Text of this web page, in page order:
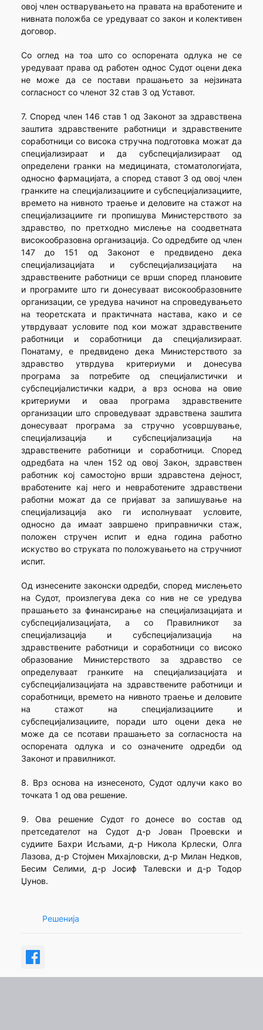
овој член остварувањето на правата на вработените и
нивната положба се уредуваат со закон и колективен
договор.
Со оглед на тоа што со оспорената одлука не се
уредуваат права од работен однос Судот оцени дека
не може да се постави прашањето за нејзината
согласност со членот 32 став 3 од Уставот.
7. Според член 146 став 1 од Законот за здравствена
заштита здравствените работници и здравствените
соработници со висока стручна подготовка можат да
специјализираат и да субспецијализираат од
определени гранки на медицината, стоматологијата,
односно фармацијата, а според ставот 3 од овој член
гранките на специјализациите и субспецијализациите,
времето на нивното траење и деловите на стажот на
специјализациите ги пропишува Министерството за
здравство, по претходно мислење на соодветната
високообразовна организација. Со одредбите од член
147 до 151 од Законот е предвидено дека
специјализацијата и субспецијализацијата на
здравствените работници се врши според плановите
и програмите што ги донесуваат високообразовните
организации, се уредува начинот на спроведувањето
на теоретската и практичната настава, како и се
утврдуваат условите под кои можат здравствените
работници и соработници да специјализираат.
Понатаму, е предвидено дека Министерството за
здравство утврдува критериуми и донесува
програма за потребите од специјалистички и
субспецијалистички кадри, а врз основа на овие
критериуми и оваа програма здравствените
организации што спроведуваат здравствена заштита
донесуваат програма за стручно усовршување,
специјализација и субспецијализација на
здравствените работници и соработници. Според
одредбата на член 152 од овој Закон, здравствен
работник кој самостојно врши здравстена дејност,
вработените кај него и невработените здравствени
работни можат да се пријават за запишување на
специјализација ако ги исполнуваат условите,
односно да имаат завршено приправнички стаж,
положен стручен испит и една година работно
искуство во струката по положувањето на стручниот
испит.
Од изнесените законски одредби, според мислењето
на Судот, произлегува дека со нив не се уредува
прашањето за финансирање на специјализацијата и
субспецијализацијата, а со Правилникот за
специјализација и субспецијализација на
здравствените работници и соработници со високо
образование Министерството за здравство се
определуваат гранките на специјализацијата и
субспецијализацијата на здравствените работници и
соработници, времето на нивното траење и деловите
на стажот на специјализациите и
субспецијализациите, поради што оцени дека не
може да се псотави прашањето за согласноста на
оспорената одлука и со означените одредби од
Законот и правилникот.
8. Врз основа на изнесеното, Судот одлучи како во
точката 1 од ова решение.
9. Ова решение Судот го донесе во состав од
претседателот на Судот д-р Јован Проевски и
судиите Бахри Исљами, д-р Никола Крлески, Олга
Лазова, д-р Стојмен Михајловски, д-р Милан Недков,
Бесим Селими, д-р Јосиф Талевски и д-р Тодор
Џунов.
Решенија